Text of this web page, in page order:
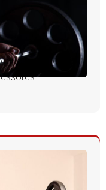
perfeita e